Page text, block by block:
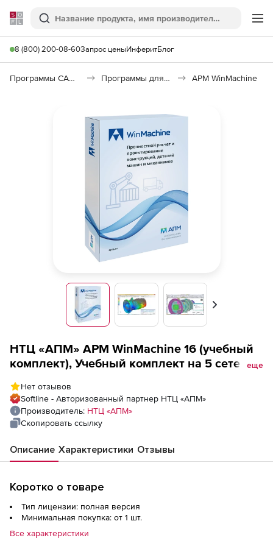
Softline
Поиск
8 (800) 200-08-60Запрос ценыИнферитБлог
Программы САПР и ГИС Программы для машиностроения APM WinMachine
Вперед
НТЦ «АПМ» APM WinMachine 16 (учебный
комплект), Учебный комплект на 5 сетевых
еще
Нет отзывов
Softline - Авторизованный партнер НТЦ «АПМ»
Производитель: НТЦ «АПМ»
Скопировать ссылку
Описание Характеристики Отзывы
Коротко о товаре
Тип лицензии: полная версия
Минимальная покупка: от 1 шт.
Все характеристики